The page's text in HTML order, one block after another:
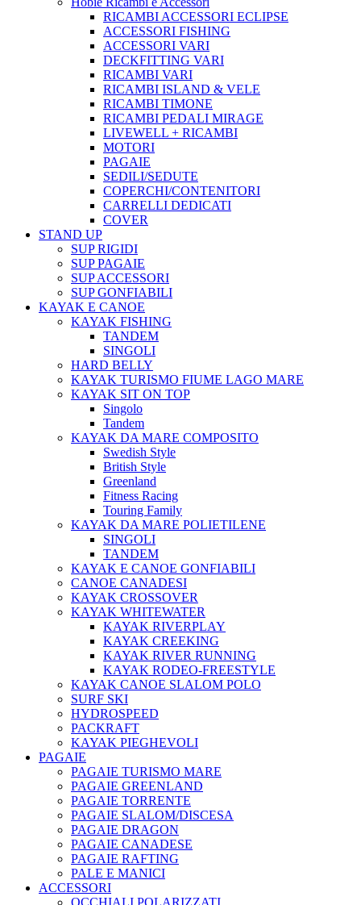
RICAMBI ACCESSORI ECLIPSE
ACCESSORI FISHING
ACCESSORI VARI
DECKFITTING VARI
RICAMBI VARI
RICAMBI ISLAND & VELE
RICAMBI TIMONE
RICAMBI PEDALI MIRAGE
LIVEWELL + RICAMBI
MOTORI
PAGAIE
SEDILI/SEDUTE
COPERCHI/CONTENITORI
CARRELLI DEDICATI
COVER
STAND UP
SUP RIGIDI
SUP PAGAIE
SUP ACCESSORI
SUP GONFIABILI
KAYAK E CANOE
KAYAK FISHING
TANDEM
SINGOLI
HARD BELLY
KAYAK TURISMO FIUME LAGO MARE
KAYAK SIT ON TOP
Singolo
Tandem
KAYAK DA MARE COMPOSITO
Swedish Style
British Style
Greenland
Fitness Racing
Touring Family
KAYAK DA MARE POLIETILENE
SINGOLI
TANDEM
KAYAK E CANOE GONFIABILI
CANOE CANADESI
KAYAK CROSSOVER
KAYAK WHITEWATER
KAYAK RIVERPLAY
KAYAK CREEKING
KAYAK RIVER RUNNING
KAYAK RODEO-FREESTYLE
KAYAK CANOE SLALOM POLO
SURF SKI
HYDROSPEED
PACKRAFT
KAYAK PIEGHEVOLI
PAGAIE
PAGAIE TURISMO MARE
PAGAIE GREENLAND
PAGAIE TORRENTE
PAGAIE SLALOM/DISCESA
PAGAIE DRAGON
PAGAIE CANADESE
PAGAIE RAFTING
PALE E MANICI
ACCESSORI
OCCHIALI POLARIZZATI